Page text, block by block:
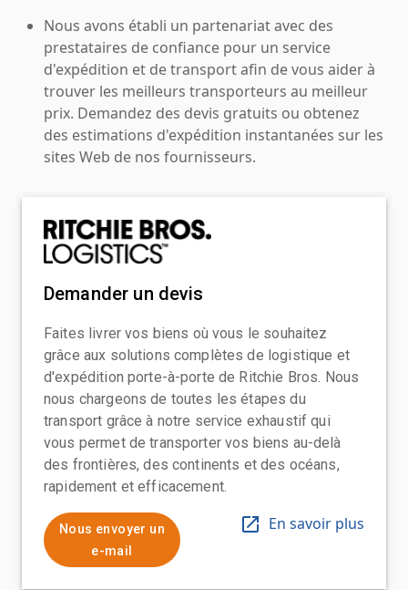
Nous avons établi un partenariat avec des
prestataires de confiance pour un service
d'expédition et de transport afin de vous aider à
trouver les meilleurs transporteurs au meilleur
prix. Demandez des devis gratuits ou obtenez
des estimations d'expédition instantanées sur les
sites Web de nos fournisseurs.
Demander un devis
Faites livrer vos biens où vous le souhaitez
grâce aux solutions complètes de logistique et
d'expédition porte-à-porte de Ritchie Bros. Nous
nous chargeons de toutes les étapes du
transport grâce à notre service exhaustif qui
vous permet de transporter vos biens au-delà
des frontières, des continents et des océans,
rapidement et efficacement.
Nous envoyer un
e-mail
En savoir plus